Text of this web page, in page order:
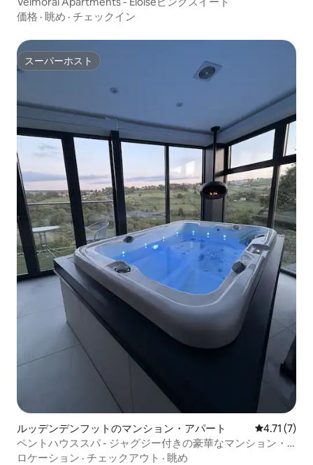
価格 · 眺め · チェックイン
スーパーホスト
スーパーホスト
ルッデンデンフットのマンション・アパート レビュー7
4.71 (7)
ペントハウススパ - ジャグジー付きの豪華なマンション・
アパート
ロケーション · チェックアウト · 眺め